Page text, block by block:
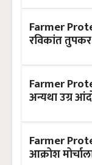
Farmer
रविकांत
Farmer Protest: सरकारला १५
अन्यथा उग्र
Farmer Protest: राष्ट्रवादी
आक्रोश